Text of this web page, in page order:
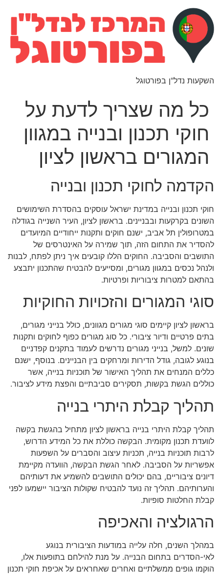
השקעות נדל"ן בפורטוגל
כל מה שצריך לדעת על
חוקי תכנון ובנייה במגוון
המגורים בראשון לציון
הקדמה לחוקי תכנון ובנייה
חוקי תכנון ובנייה במדינת ישראל עוסקים בהסדרת השימושים
השונים בקרקעות ובבניינים. בראשון לציון, העיר השנייה בגודלה
במטרופולין תל אביב, ישנם חוקים ותקנות ייחודיים המיועדים
להסדיר את התחום הזה, תוך שמירה על האינטרסים של
התושבים והסביבה. החוקים הללו קובעים איך ניתן לפתח, לבנות
ולנהל נכסים במגוון מגורים, ומסייעים להבטיח שהתכנון יתבצע
בהתאם למטרות ציבוריות ופרטיות.
סוגי המגורים והזכויות החוקיות
בראשון לציון קיימים סוגי מגורים מגוונים, כולל בנייני מגורים,
בתים פרטיים ודיור ציבורי. כל סוג מגורים כפוף לחוקים ותקנות
שונים. למשל, בנייני מגורים נדרשים לעמוד בתקנים קפדניים
בנוגע לגובה, גודל הדירות ומרחקים בין הבניינים. בנוסף, ישנם
כללים המנחים את תהליך האישור של תוכניות בנייה, אשר
כוללים הגשת בקשות, תסקירים סביבתיים והפצת מידע לציבור.
תהליך קבלת היתרי בנייה
תהליך קבלת היתרי בנייה בראשון לציון מתחיל בהגשת בקשה
לוועדת תכנון מקומית. הבקשה כוללת את כל המידע הדרוש,
לרבות תוכניות בנייה, תכניות עיצוב והסברים על השפעות
אפשריות על הסביבה. לאחר הגשת הבקשה, הוועדה מקיימת
דיונים ציבוריים, בהם יכולים התושבים להשמיע את דעותיהם
והערותיהם. תהליך זה נועד להבטיח שקולות הציבור יישמעו לפני
קבלת החלטות סופיות.
הרגולציה והאכיפה
במהלך השנים, חלה עלייה במודעות הציבורית בנוגע
לאי-הסדרים בתחום הבנייה. על מנת להילחם בתופעות אלו,
הוקמו גופים ממשלתיים ואחרים שאחראים על אכיפת חוקי תכנון